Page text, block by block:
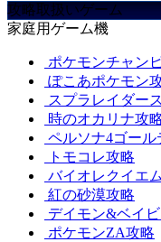
攻略取扱いゲーム
家庭用ゲーム機
ポケモンチャン
ぽこあポケモン
スプラレイダー
時のオカリナ攻
ペルソナ4ゴール
トモコレ攻略
バイオレクイエ
紅の砂漠攻略
デイモン&ベイ
ポケモンZA攻略